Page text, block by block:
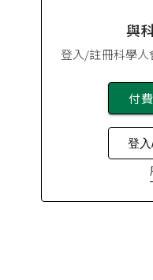
與
登入/註冊科學人
付
登